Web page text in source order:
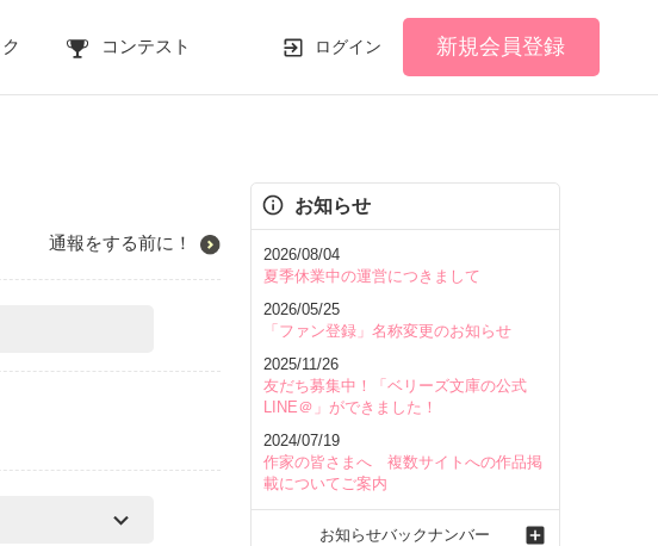
コンテスト ログイン 新規会員登録
通報をする前に！
お知らせ
2026/08/04
夏季休業中の運営につきまして
2026/05/25
「ファン登録」名称変更のお知らせ
2025/11/26
友だち募集中！「ベリーズ文庫の公式
LINE＠」ができました！
2024/07/19
作家の皆さまへ 複数サイトへの作品掲
載についてご案内
お知らせバックナンバー